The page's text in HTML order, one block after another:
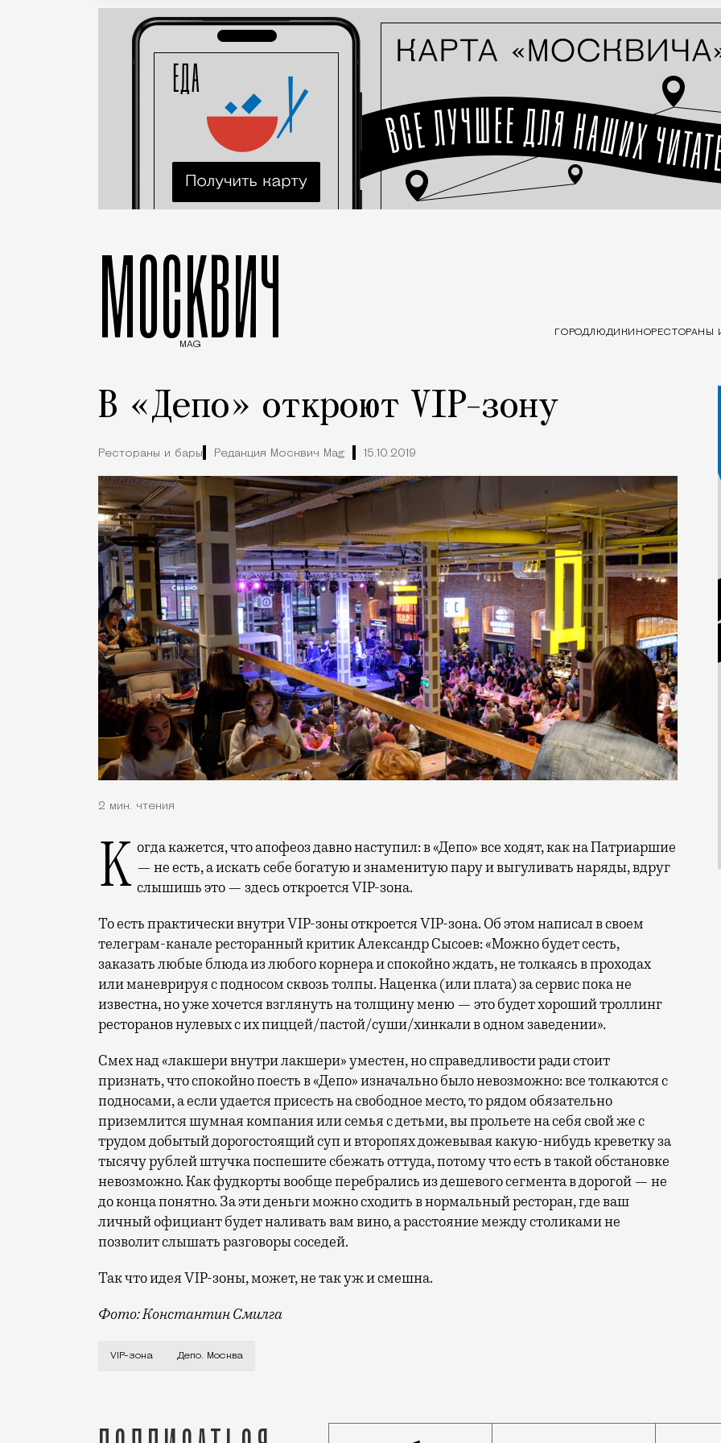
МОСКВИЧ
MAG
ГОРОДЛЮДИ КИНОРЕСТОРАНЫ
В «Депо» откроют VIP-зону
Рестораны и бары Редакция Москвич Mag 15.10.2019
2 мин. чтения
Когда кажется, что апофеоз давно наступил: в «Депо» все ходят, как на Патриаршие — не есть, а искать себе богатую и знаменитую пару и выгуливать наряды, вдруг
слышишь это — здесь откроется VIP-зона.
То есть практически внутри VIP-зоны откроется VIP-зона. Об этом написал в своем
телеграм-канале ресторанный критик Александр Сысоев: «Можно будет сесть,
заказать любые блюда из любого корнера и спокойно ждать, не толкаясь в проходах
или маневрируя с подносом сквозь толпы. Наценка (или плата) за сервис пока не
известна, но уже хочется взглянуть на толщину меню — это будет хороший троллинг
ресторанов нулевых с их пиццей/пастой/суши/хинкали в одном заведении».
Смех над «лакшери внутри лакшери» уместен, но справедливости ради стоит
признать, что спокойно поесть в «Депо» изначально было невозможно: все толкаются с
подносами, а если удается присесть на свободное место, то рядом обязательно
приземлится шумная компания или семья с детьми, вы прольете на себя свой же с
трудом добытый дорогостоящий суп и второпях дожевывая какую-нибудь креветку за
тысячу рублей штучка поспешите сбежать оттуда, потому что есть в такой обстановке
невозможно. Как фудкорты вообще перебрались из дешевого сегмента в дорогой — не
до конца понятно. За эти деньги можно сходить в нормальный ресторан, где ваш
личный официант будет наливать вам вино, а расстояние между столиками не
позволит слышать разговоры соседей.
Так что идея VIP-зоны, может, не так уж и смешна.
Фото: Константин Смилга
Когда кажется, что апофеоз давно наступил: в «Депо» все ходят, как на Патриаршие — не
VIP-зона Депо. Москва